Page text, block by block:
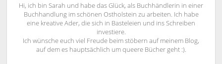
Hi, ich bin Sarah und habe das Glück, als Buchhändlerin in einer
Buchhandlung im schönen Ostholstein zu arbeiten. Ich habe
eine kreative Ader, die sich in Basteleien und ins Schreiben
investiere.
Ich wünsche euch viel Freude beim stöbern auf meinem Blog,
auf dem es hauptsächlich um queere Bücher geht :).